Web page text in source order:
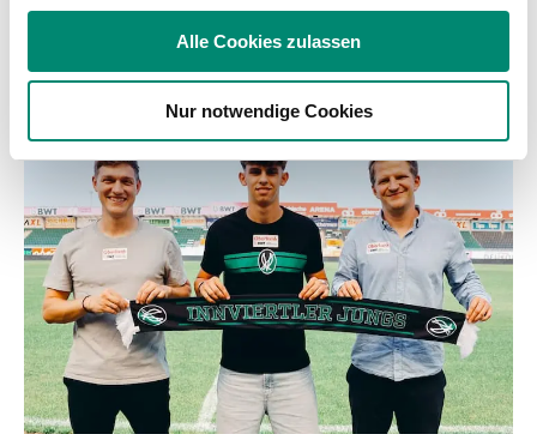
Partner führen diese Informationen möglicherweise mit
weiteren Daten zusammen, die Sie ihnen bereitgestellt
haben oder die sie im Rahmen Ihrer Nutzung der Dienste
gesammelt haben.
Weitere Details, insbesondere zu Speicherdauer und
Empfänger entnehmen Sie unserer
Datenschutzerklärung.
Alle Cookies zulassen
Nur notwendige Cookies
WEITERE NEWS